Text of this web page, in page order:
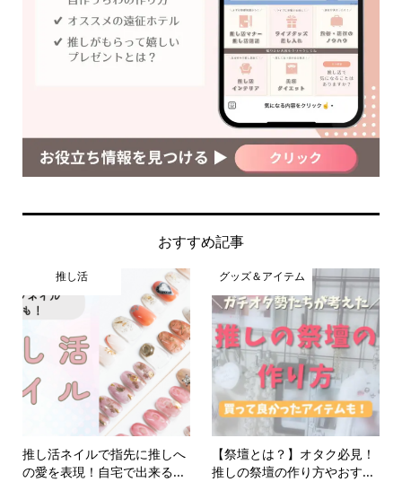
おすすめ記事
推し活
推し活ネイルで指先に推しへ
の愛を表現！自宅で出来る...
グッズ＆アイテム
【祭壇とは？】オタク必見！
推しの祭壇の作り方やおす...